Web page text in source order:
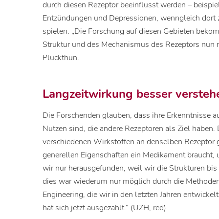
durch diesen Rezeptor beeinflusst werden –
Entzündungen und Depressionen, wenngleich
spielen. „Die Forschung auf diesen Gebieten
Struktur und des Mechanismus des Rezeptors
Plückthun.
Langzeitwirkung besser
Die Forschenden glauben, dass ihre Erkenntnisse
Nutzen sind, die andere Rezeptoren als Ziel
verschiedenen Wirkstoffen an denselben
generellen Eigenschaften ein Medikament
wir nur herausgefunden, weil wir die Strukturen
dies war wiederum nur möglich durch die
Engineering, die wir in den letzten Jahren
hat sich jetzt ausgezahlt.“ (UZH, red)